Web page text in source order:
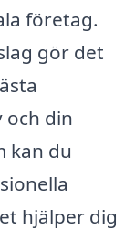
företag.
gör det
och din
kan du
hjälper dig